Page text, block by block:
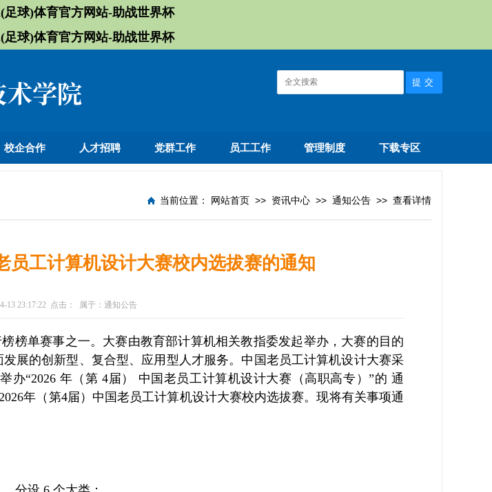
球)体育官方网站-助战世界杯
球)体育官方网站-助战世界杯
校企合作 人才招聘 党群工作 员工工作 管理制度 下载专区
当前位置： 网站首页 >> 资讯中心 >> 通知公告 >> 查看详情
员工计算机设计大赛校内选拔赛的通知
13 23:17:22 点击： 属于： 通知公告
榜单赛事之一。大赛由教育部计算机相关教指委发起举办，大赛的目的
展的创新型、复合型、应用型人才服务。中国老员工计算机设计大赛采
办“2026 年（第 4届）
中国老员工计算机设计大赛（高职高专）”的 通
6年（第4届）中国老员工计算机设计大赛校内选拔赛。现将有关事项通